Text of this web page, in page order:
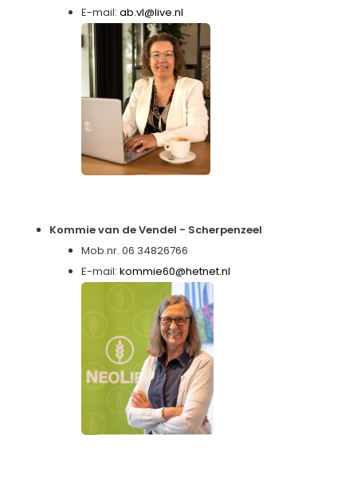
E-mail:ab.vl@live.nl
Kommie van de Vendel - Scherpenzeel
Mob.nr. 06 34826766
E-mail:kommie60@hetnet.nl